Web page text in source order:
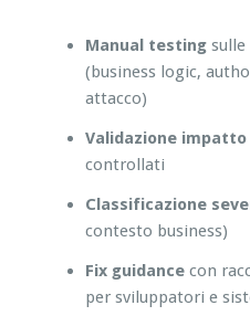
Manual testingsulle
(business logic,
attacco)
Validazione impatto
controllati
Classificazione
contesto business)
Fix guidancecon
per sviluppatori e